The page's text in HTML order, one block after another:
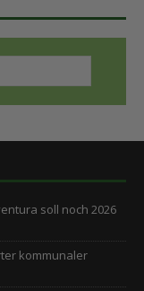
soll noch 2026
kommunaler